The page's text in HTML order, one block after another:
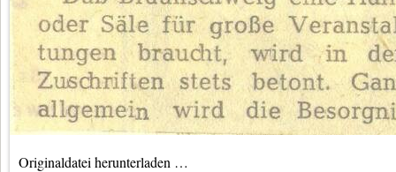
Originaldatei herunterladen …